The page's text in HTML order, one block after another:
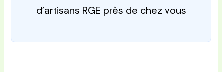
d’artisans RGE près de chez vous